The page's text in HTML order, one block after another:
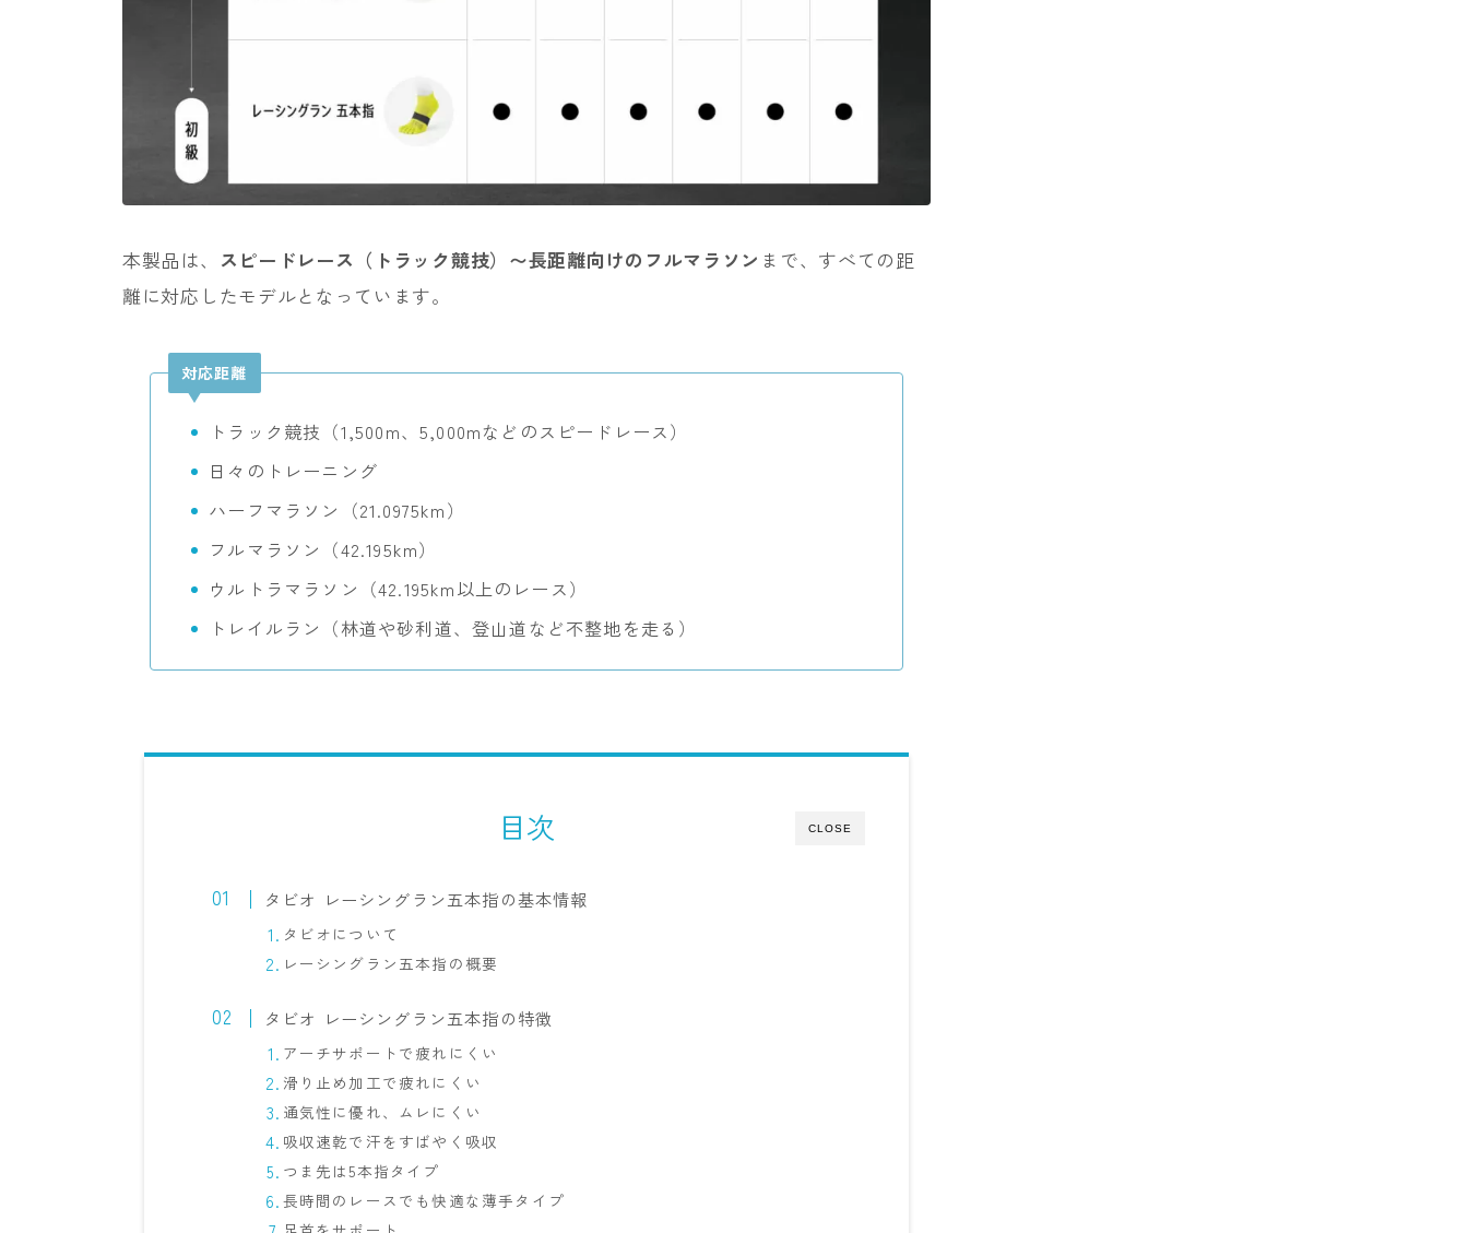
本製品は、 スピードレース（トラック競技）〜長距離向けのフルマラソン まで、すべての距
離に対応したモデルとなっています。
対応距離
トラック競技（1,500m、5,000mなどのスピードレース）
日々のトレーニング
ハーフマラソン（21.0975km）
フルマラソン（42.195km）
ウルトラマラソン（42.195km以上のレース）
トレイルラン（林道や砂利道、登山道など不整地を走る）
CLOSE
目次
タビオ レーシングラン五本指の基本情報
タビオについて
レーシングラン五本指の概要
タビオ レーシングラン五本指の特徴
アーチサポートで疲れにくい
滑り止め加工で疲れにくい
通気性に優れ、ムレにくい
吸収速乾で汗をすばやく吸収
つま先は5本指タイプ
長時間のレースでも快適な薄手タイプ